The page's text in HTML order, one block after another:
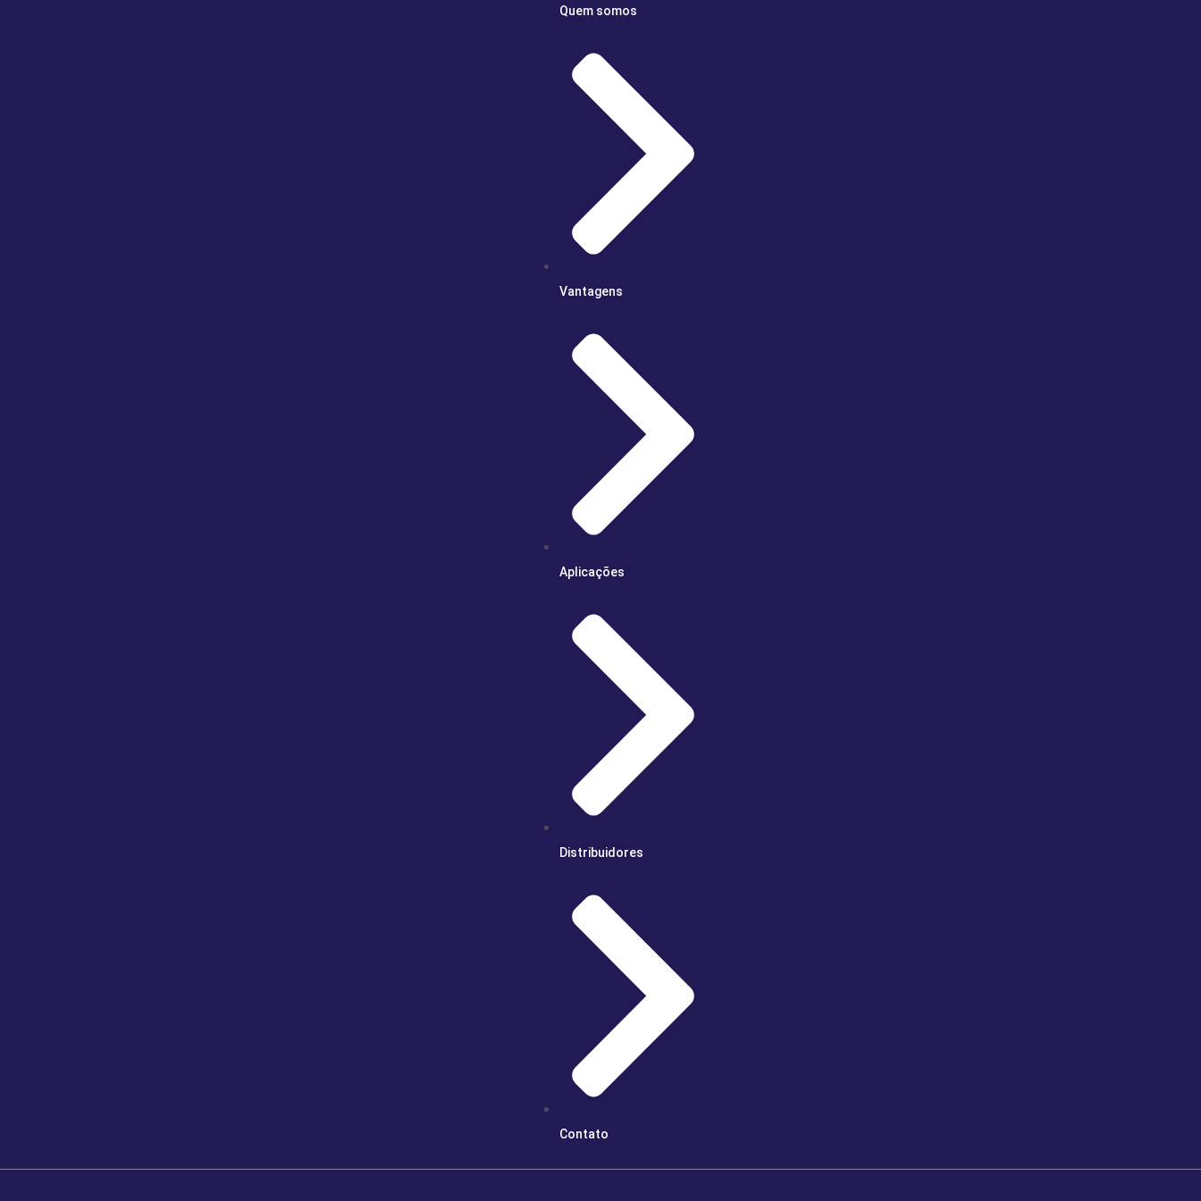
Quem somos
Vantagens
Aplicações
Distribuidores
Contato